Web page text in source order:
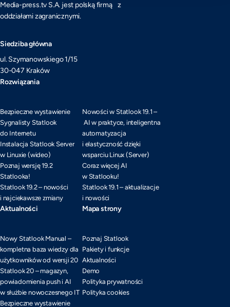
Media-press.tv S.A. jest polską firmą z
oddziałami zagranicznymi.
Siedziba główna
ul. Szymanowskiego 1/15
30-047 Kraków
Rozwiązania
Bezpieczne wystawienie
Sygnalisty Statlook
do Internetu
Instalacja Statlook Server
w Linuxie (wideo)
Poznaj wersję 19.2
Statlooka!
Statlook 19.2 – nowości
i najciekawsze zmiany
Nowości w Statlook 19.1 –
AI w praktyce, inteligentna
automatyzacja
i elastyczność dzięki
wsparciu Linux (Server)
Coraz więcej AI
w Statlooku!
Statlook 19.1 – aktualizacje
i nowości
Aktualności
Nowy Statlook Manual –
kompletna baza wiedzy dla
użytkowników od wersji 20
Statlook 20 – magazyn,
powiadomienia push i AI
w służbie nowoczesnego IT
Bezpieczne wystawienie
Mapa strony
Poznaj Statlook
Pakiety i funkcje
Aktualności
Demo
Polityka prywatności
Polityka cookies